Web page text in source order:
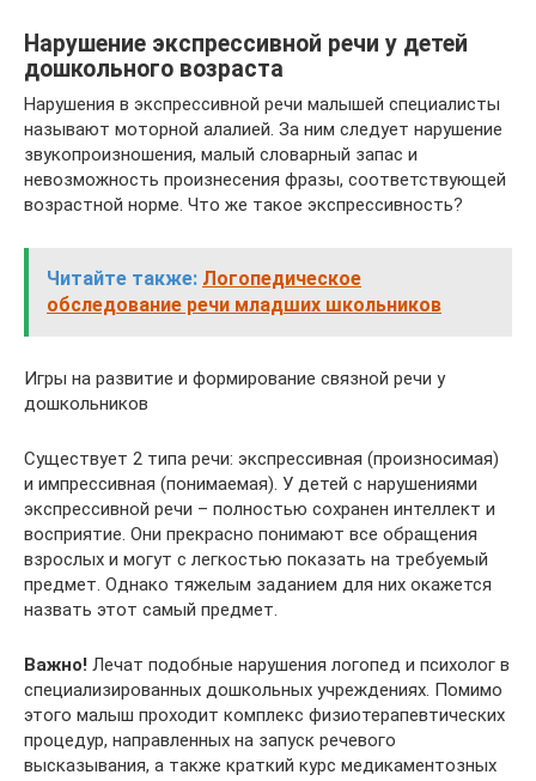
Нарушение экспрессивной речи у детей
дошкольного возраста
Нарушения в экспрессивной речи малышей специалисты
называют моторной алалией. За ним следует нарушение
звукопроизношения, малый словарный запас и
невозможность произнесения фразы, соответствующей
возрастной норме. Что же такое экспрессивность?
Читайте также: Логопедическое
обследование речи младших школьников
Игры на развитие и формирование связной речи у
дошкольников
Существует 2 типа речи: экспрессивная (произносимая)
и импрессивная (понимаемая). У детей с нарушениями
экспрессивной речи – полностью сохранен интеллект и
восприятие. Они прекрасно понимают все обращения
взрослых и могут с легкостью показать на требуемый
предмет. Однако тяжелым заданием для них окажется
назвать этот самый предмет.
Важно! Лечат подобные нарушения логопед и психолог в
специализированных дошкольных учреждениях. Помимо
этого малыш проходит комплекс физиотерапевтических
процедур, направленных на запуск речевого
высказывания, а также краткий курс медикаментозных